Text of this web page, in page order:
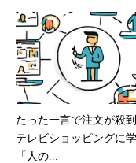
たった一言で注文が殺
テレビショッピングに
「人の...